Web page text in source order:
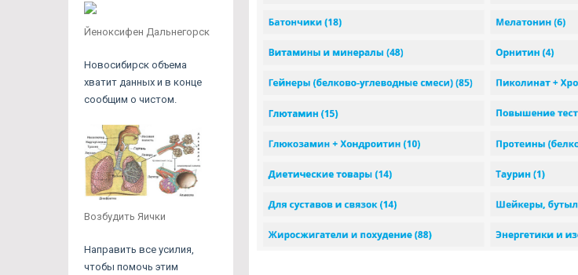
Йеноксифен Дальнегорск
Новосибирск объема
хватит данных и в конце
сообщим о чистом.
Возбудить Яички
Направить все усилия,
чтобы помочь этим